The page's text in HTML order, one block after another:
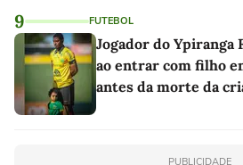
9 FUTEBOL
Jogador do Ypiranga
ao entrar com filho
antes da morte da
PUBLICIDADE